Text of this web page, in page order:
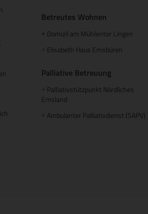
Betreutes Wohnen
Domizil am Mühlentor Lingen
Elisabeth Haus Emsbüren
Palliative Betreuung
+ Palliativstützpunkt Nördliches
Emsland
+ Ambulanter Palliativdienst (SAPV)